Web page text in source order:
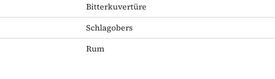
Bitterkuvertüre
Schlagobers
Rum